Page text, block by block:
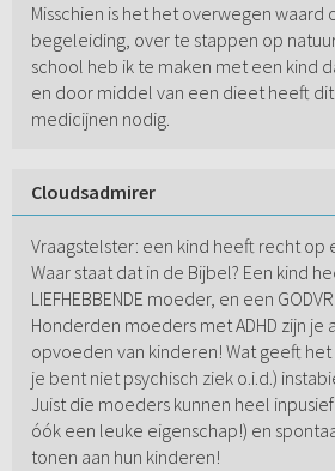
Misschien is het het overwegen waard
begeleiding, over te stappen op
school heb ik te maken met een kind
en door middel van een dieet heeft
medicijnen nodig.
Cloudsadmirer
Vraagstelster: een kind heeft recht op
Waar staat dat in de Bijbel? Een kind
LIEFHEBBENDE moeder, en een
Honderden moeders met ADHD zijn je
opvoeden van kinderen! Wat geeft
je bent niet psychisch ziek o.i.d.)
Juist die moeders kunnen heel
óók een leuke eigenschap!) en
tonen aan hun kinderen!